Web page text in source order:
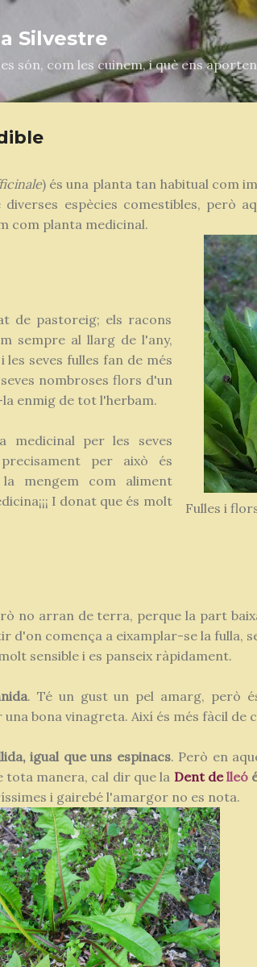
Silvestre
són, com les cuinem, i què ens
) és una planta tan habitual com
espècies comestibles, però
com planta medicinal.
Fulles i
de pastoreig; els racons
sempre al llarg de l'any,
seves fulles fan de més
nombroses flors d'un
enmig de tot l'herbam.
medicinal per les seves
per això és
mengem com aliment
I donat que és molt
no arran de terra, perque la part
d'on comença a eixamplar-se la fulla,
sensible i es panseix ràpidament.
. Té un gust un pel amarg, però
bona vinagreta. Així és més fàcil de
igual que uns espinacs. Però en
manera, cal dir que la Dent de lleó
i gairebé l'amargor no es nota.